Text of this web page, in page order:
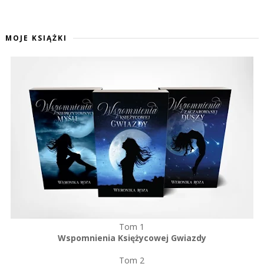
MOJE KSIĄŻKI
Tom 1
Wspomnienia Księżycowej Gwiazdy
Tom 2